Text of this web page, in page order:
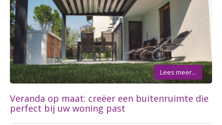
Veranda op maat: creëer een buitenruimte die
perfect bij uw woning past
Lees meer...